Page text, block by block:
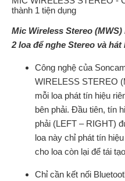
thành 1 tiện dụng
Mic Wireless Stereo (MWS)
2 loa để nghe Stereo và hát
Công nghệ của
WIRELESS STEREO
mỗi loa phát tín hiệu
bên phải. Đầu tiên, tín
phải (LEFT – RIGHT)
loa này chỉ phát tín
cho loa còn lại để tái
Chỉ cần kết nối